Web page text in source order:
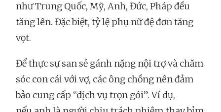
như Trung Quốc, Mỹ, Anh, Đức, Pháp đều
tăng lên. Đặc biệt, tỷ lệ phụ nữ đệ đơn tăng
vọt.
Để thực sự san sẻ gánh nặng nội trợ và chăm
sóc con cái với vợ, các ông chồng nên đảm
bảo cung cấp “dịch vụ trọn gói”. Ví dụ,